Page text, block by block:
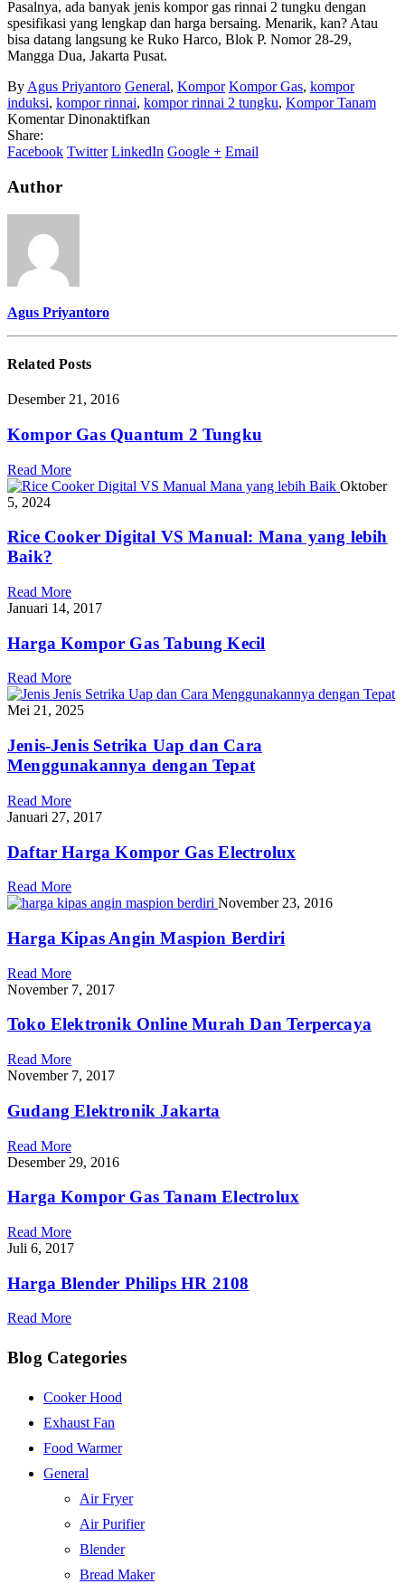
Pasalnya, ada banyak jenis kompor gas rinnai 2 tungku dengan
spesifikasi yang lengkap dan harga bersaing. Menarik, kan? Atau
bisa datang langsung ke Ruko Harco, Blok P. Nomor 28-29,
Mangga Dua, Jakarta Pusat.
By Agus Priyantoro General, Kompor Kompor Gas, kompor
induksi, kompor rinnai, kompor rinnai 2 tungku, Kompor Tanam
Komentar Dinonaktifkan
Kompor
Share:
Facebook Twitter LinkedIn Google + Email
Author
Agus Priyantoro
RelatedPosts
Desember 21, 2016
Kompor Gas Quantum 2 Tungku
Read More
Oktober
5, 2024
Rice Cooker Digital VS Manual: Mana yang lebih
Baik?
Read More
Januari 14, 2017
Harga Kompor Gas Tabung Kecil
Read More
Mei 21, 2025
Jenis-Jenis Setrika Uap dan Cara
Menggunakannya dengan Tepat
Read More
Januari 27, 2017
Daftar Harga Kompor Gas Electrolux
Read More
November 23, 2016
Harga Kipas Angin Maspion Berdiri
Read More
November 7, 2017
Toko Elektronik Online Murah Dan Terpercaya
Read More
November 7, 2017
Gudang Elektronik Jakarta
Read More
Desember 29, 2016
Harga Kompor Gas Tanam Electrolux
Read More
Juli 6, 2017
Harga Blender Philips HR 2108
Read More
Blog Categories
Cooker Hood
Exhaust Fan
Food Warmer
General
Air Fryer
Air Purifier
Blender
Bread Maker